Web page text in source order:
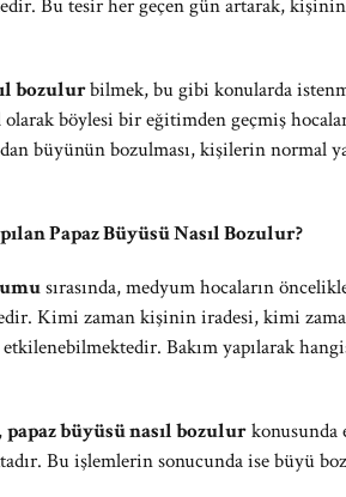
Bu tesir her geçen gün artarak,
bozulurbilmek, bu gibi konularda
böylesi bir eğitimden geçmiş
büyünün bozulması, kişilerin normal
Papaz Büyüsü Nasıl Bozulur?
sırasında, medyum hocaların
Kimi zaman kişinin iradesi, kimi
Bakım yapılarak
papaz büyüsü nasıl bozulurkonusunda
Bu işlemlerin sonucunda ise büyü